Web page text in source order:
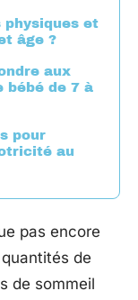
physiques et
âge ?
aux
bébé de 7 à
pour
au
pas encore
de
de sommeil